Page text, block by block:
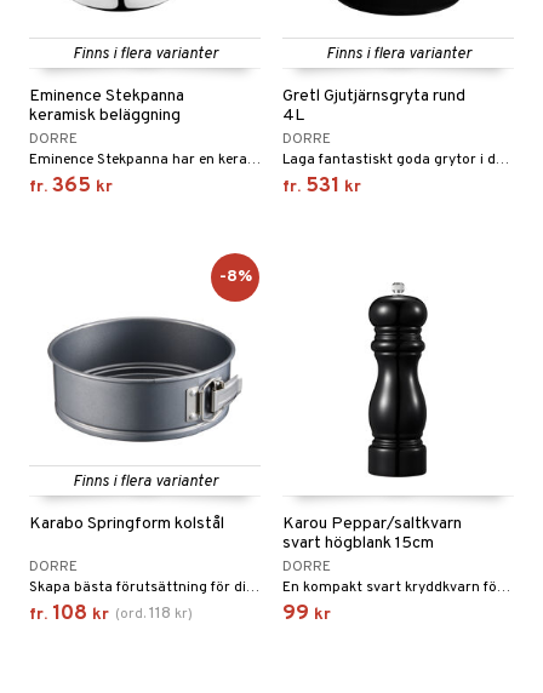
Finns i flera varianter
Eminence Stekpanna
keramisk beläggning
DORRE
Eminence Stekpanna har en keramisk beläggning helt fri från PFAS-ämnen men med en non-stick-prestanda.
fr. 365 kr
Finns i flera varianter
Gretl Gjutjärnsgryta rund
4L
DORRE
Laga fantastiskt goda grytor i denna vackra och slitstarka gjutjärnsgryta i emalj.
fr. 531 kr
Finns i flera varianter
Karabo Springform kolstål
DORRE
Skapa bästa förutsättning för din bakning med vår proffsiga springform av kolstål med en stabil och tjock konstruktion.
fr. 108 kr (ord.118 kr)
-8%
Karou Peppar/saltkvarn
svart högblank 15cm
DORRE
En kompakt svart kryddkvarn för köket. Mal salt och svartpeppar direkt i maten med Karou peppar- och saltkvarn för den bästa smaken.
99 kr